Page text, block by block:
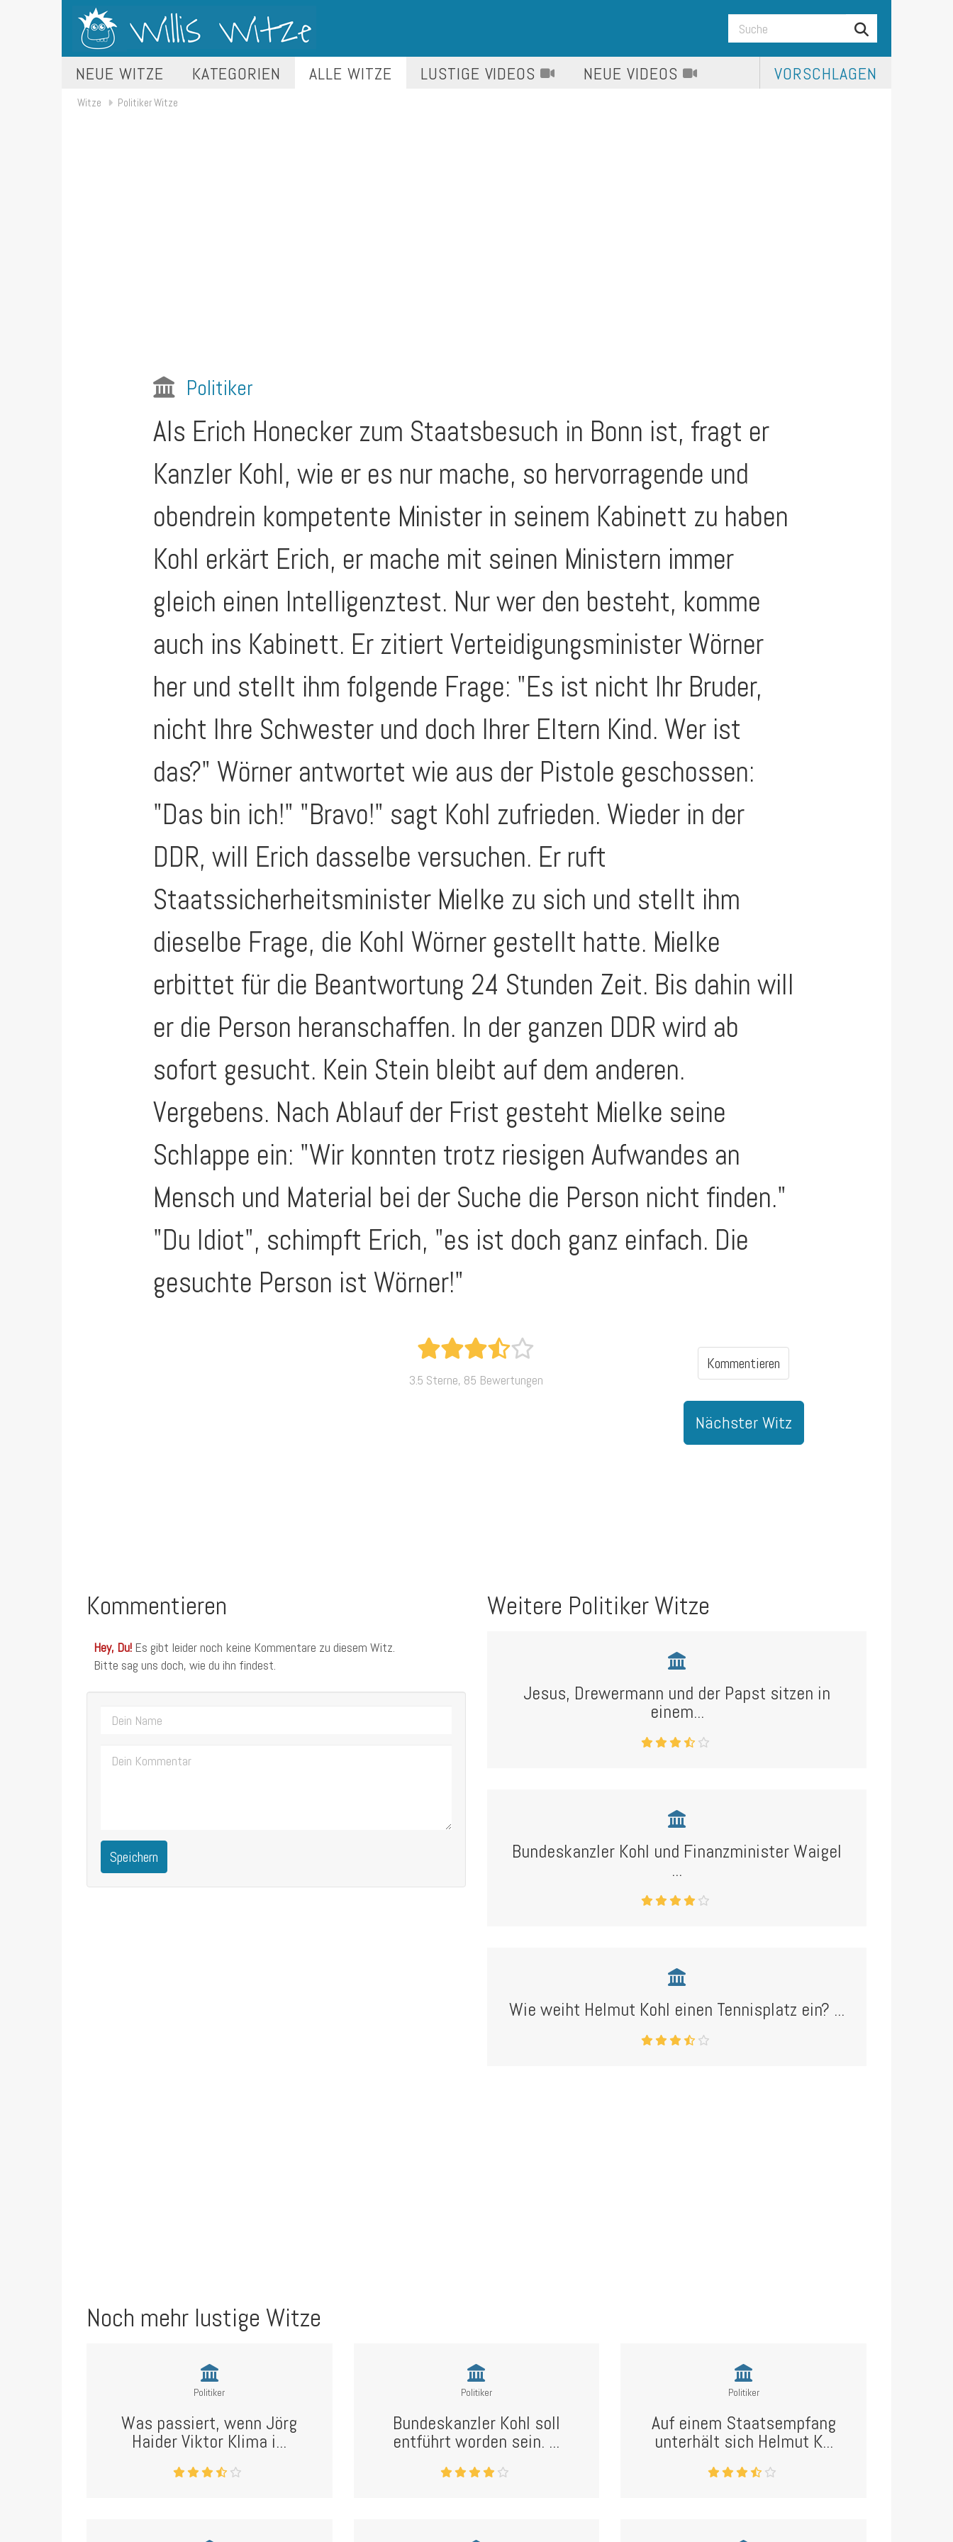
NEUE WITZE KATEGORIEN ALLE WITZE LUSTIGE VIDEOS NEUE VIDEOS VORSCHLAGEN
Witze Politiker Witze
Politiker
Als Erich Honecker zum Staatsbesuch in Bonn ist, fragt er
Kanzler Kohl, wie er es nur mache, so hervorragende und
obendrein kompetente Minister in seinem Kabinett zu haben
Kohl erkärt Erich, er mache mit seinen Ministern immer
gleich einen Intelligenztest. Nur wer den besteht, komme
auch ins Kabinett. Er zitiert Verteidigungsminister Wörner
her und stellt ihm folgende Frage: "Es ist nicht Ihr Bruder,
nicht Ihre Schwester und doch Ihrer Eltern Kind. Wer ist
das?" Wörner antwortet wie aus der Pistole geschossen:
"Das bin ich!" "Bravo!" sagt Kohl zufrieden. Wieder in der
DDR, will Erich dasselbe versuchen. Er ruft
Staatssicherheitsminister Mielke zu sich und stellt ihm
dieselbe Frage, die Kohl Wörner gestellt hatte. Mielke
erbittet für die Beantwortung 24 Stunden Zeit. Bis dahin will
er die Person heranschaffen. In der ganzen DDR wird ab
sofort gesucht. Kein Stein bleibt auf dem anderen.
Vergebens. Nach Ablauf der Frist gesteht Mielke seine
Schlappe ein: "Wir konnten trotz riesigen Aufwandes an
Mensch und Material bei der Suche die Person nicht finden."
"Du Idiot", schimpft Erich, "es ist doch ganz einfach. Die
gesuchte Person ist Wörner!"
3.5 Sterne, 85 Bewertungen
Kommentieren
Nächster Witz
Kommentieren
Hey, Du! Es gibt leider noch keine Kommentare zu diesem Witz.
Bitte sag uns doch, wie du ihn findest.
Speichern
Weitere Politiker Witze
Jesus, Drewermann und der Papst sitzen in
einem...
Bundeskanzler Kohl und Finanzminister Waigel
...
Wie weiht Helmut Kohl einen Tennisplatz ein? ...
Noch mehr lustige Witze
Politiker
Was passiert, wenn Jörg
Haider Viktor Klima i...
Politiker
Bundeskanzler Kohl soll
entführt worden sein. ...
Politiker
Auf einem Staatsempfang
unterhält sich Helmut K...